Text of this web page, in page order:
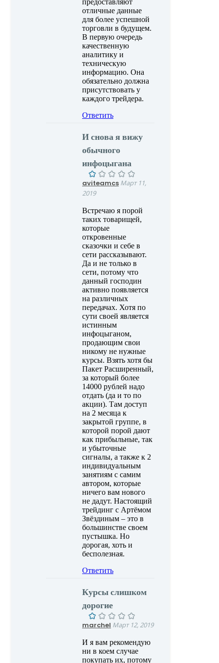
отличные данные
для более успешной
торговли в будущем.
В первую очередь
качественную
аналитику и
техническую
информацию. Она
обязательно должна
присутствовать у
каждого трейдера.
Ответить
И снова я вижу
обычного
инфоцыгана
aviteamcs Март 11,
2019
Встречаю я порой
таких товарищей,
которые
откровенные
сказочки и себе в
сети рассказывают.
Да и не только в
сети, потому что
данный господин
активно появляется
на различных
передачах. Хотя по
сути своей является
истинным
инфоцыганом,
продающим свои
никому не нужные
курсы. Взять хотя бы
Пакет Расширенный,
за который более
14000 рублей надо
отдать (да и то по
акции). Там доступ
на 2 месяца к
закрытой группе, в
которой порой дают
как прибыльные, так
и убыточные
сигналы, а также к 2
индивидуальным
занятиям с самим
автором, которые
ничего вам нового
не дадут. Настоящий
трейдинг с Артёмом
Звёздиным – это в
большинстве своем
пустышка. Но
дорогая, хоть и
бесполезная.
Ответить
Курсы слишком
дорогие
marchel Март 12, 2019
И я вам рекомендую
ни в коем случае
покупать их, потому